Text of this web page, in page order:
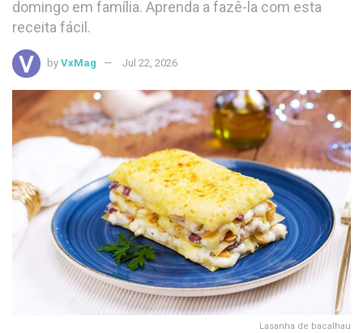
domingo em família. Aprenda a fazê-la com esta
receita fácil.
by VxMag Jul 22, 2026
Lasanha de bacalhau